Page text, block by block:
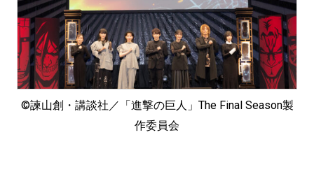
©諫山創・講談社／「進撃の巨人」The Final Season製
作委員会